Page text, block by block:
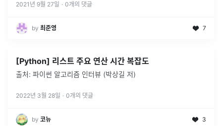
2021년 9월 27일 · 0개의 댓글
by 최준영 7
[Python] 리스트 주요 연산 시간 복잡도
출처: 파이썬 알고리즘 인터뷰 (박상길 저)
2022년 3월 28일 · 0개의 댓글
by 코뉴 3